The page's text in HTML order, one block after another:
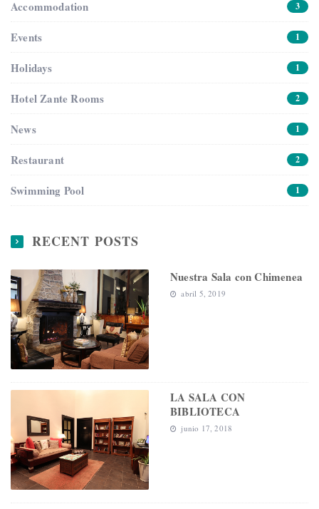
Accommodation 3
Events 1
Holidays 1
Hotel Zante Rooms 2
News 1
Restaurant 2
Swimming Pool 1
RECENT POSTS
Nuestra Sala con Chimenea
abril 5, 2019
LA SALA CON
BIBLIOTECA
junio 17, 2018